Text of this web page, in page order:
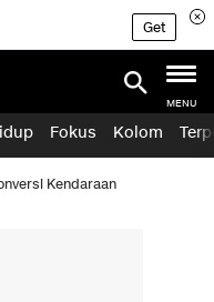
Get
MENU
Fokus Kolom
Kendaraan